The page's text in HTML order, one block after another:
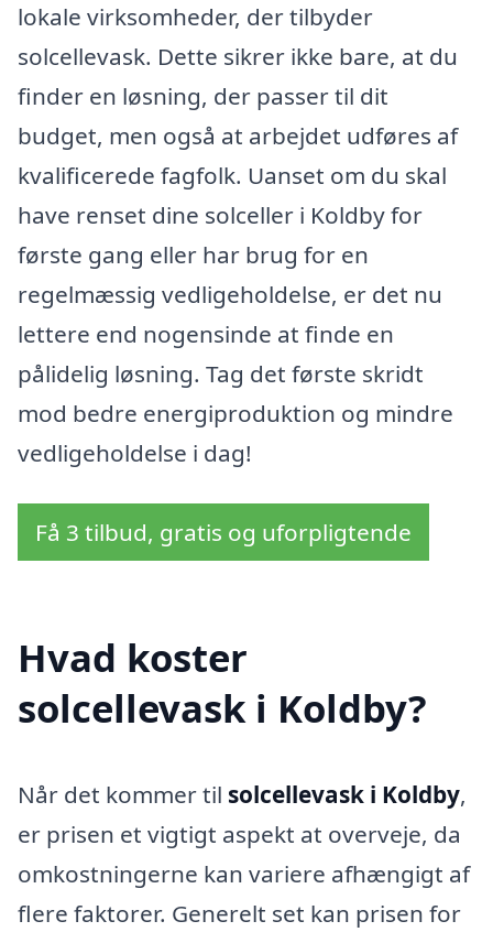
lokale virksomheder, der tilbyder
solcellevask. Dette sikrer ikke bare, at du
finder en løsning, der passer til dit
budget, men også at arbejdet udføres af
kvalificerede fagfolk. Uanset om du skal
have renset dine solceller i Koldby for
første gang eller har brug for en
regelmæssig vedligeholdelse, er det nu
lettere end nogensinde at finde en
pålidelig løsning. Tag det første skridt
mod bedre energiproduktion og mindre
vedligeholdelse i dag!
Få 3 tilbud, gratis og uforpligtende
Hvad koster
solcellevask i Koldby?
Når det kommer til solcellevask i Koldby,
er prisen et vigtigt aspekt at overveje, da
omkostningerne kan variere afhængigt af
flere faktorer. Generelt set kan prisen for